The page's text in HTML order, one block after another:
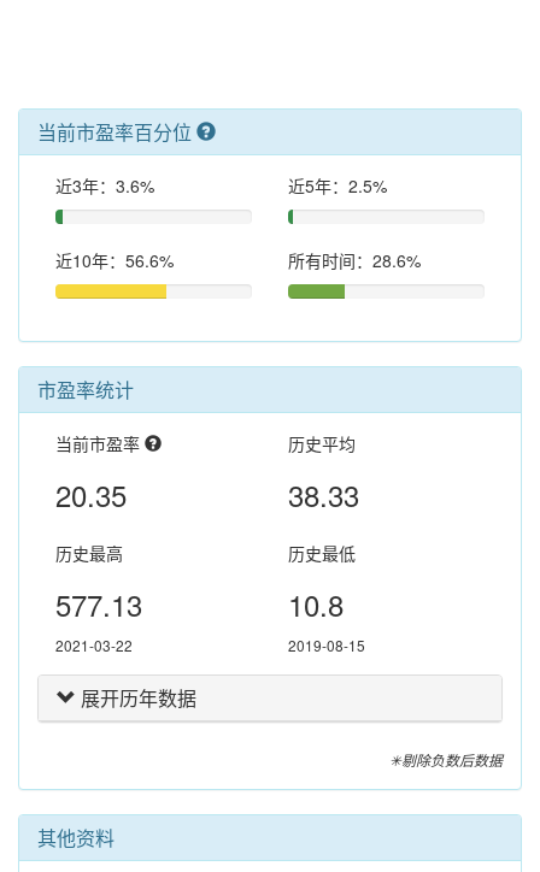
当前市盈率百分位
近3年：3.6% 近5年：2.5%
近10年：56.6% 所有时间：28.6%
市盈率统计
当前市盈率
20.35
历史平均
38.33
历史最高
577.13
2021-03-22
历史最低
10.8
2019-08-15
展开历年数据
✳剔除负数后数据
其他资料